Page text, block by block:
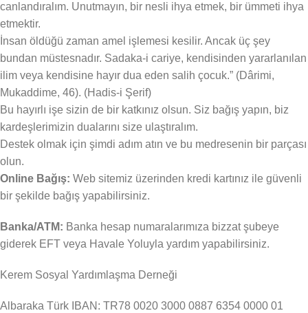
canlandıralım. Unutmayın, bir nesli ihya etmek, bir ümmeti ihya
etmektir.
İnsan öldüğü zaman amel işlemesi kesilir. Ancak üç şey
bundan müstesnadır. Sadaka-i cariye, kendisinden yararlanılan
ilim veya kendisine hayır dua eden salih çocuk.” (Dârimi,
Mukaddime, 46). (Hadis-i Şerif)
Bu hayırlı işe sizin de bir katkınız olsun. Siz bağış yapın, biz
kardeşlerimizin dualarını size ulaştıralım.
Destek olmak için şimdi adım atın ve bu medresenin bir parçası
olun.
Online Bağış: Web sitemiz üzerinden kredi kartınız ile güvenli
bir şekilde bağış yapabilirsiniz.
Banka/ATM: Banka hesap numaralarımıza bizzat şubeye
giderek EFT veya Havale Yoluyla yardım yapabilirsiniz.
Kerem Sosyal Yardımlaşma Derneği
Albaraka Türk IBAN: TR78 0020 3000 0887 6354 0000 01